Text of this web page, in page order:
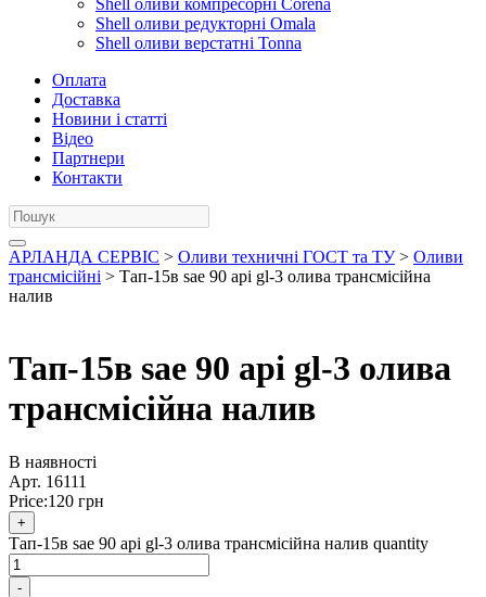
Shell оливи компресорні Corena
Shell оливи редукторні Omala
Shell оливи верстатні Tonna
Оплата
Доставка
Новини і статті
Відео
Партнери
Контакти
АРЛАНДА СЕРВІС > Оливи техничні ГОСТ та ТУ> Оливи
трансмісійні > Тап-15в sae 90 api gl-3 олива трансмісійна
налив
Тап-15в sae 90 api gl-3 олива
трансмісійна налив
В наявності
Арт. 16111
Price:120 грн
+
Тап-15в sae 90 api gl-3 олива трансмісійна налив quantity
-